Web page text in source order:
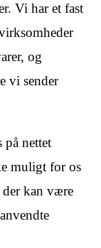
Vi har et fast
og
vi sender
nettet
muligt for os
kan være